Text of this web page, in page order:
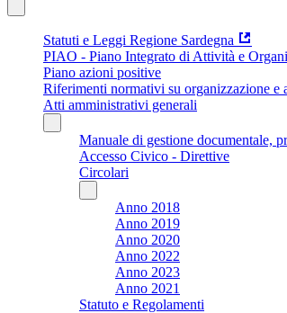
Statuti e Leggi Regione Sardegna
PIAO - Piano Integrato di Attività e
Piano azioni positive
Riferimenti normativi su organizzazione e
Atti amministrativi generali
Manuale di gestione documentale,
Accesso Civico - Direttive
Circolari
Anno 2018
Anno 2019
Anno 2020
Anno 2022
Anno 2023
Anno 2021
Statuto e Regolamenti